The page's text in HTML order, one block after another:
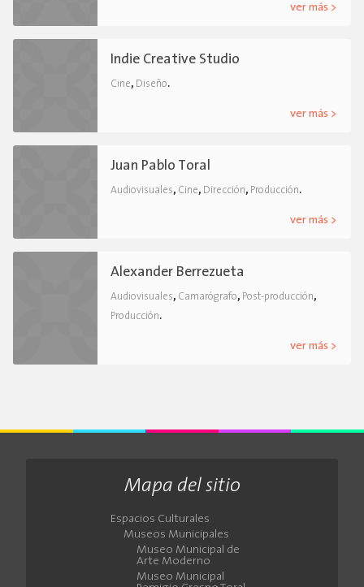
ver más >
Indie Creative Studio
Cine, Diseño.
ver más >
Juan Pablo Toral
Audiovisuales, Cine, Dirección, Producción.
ver más >
Alexander Berrezueta
Audiovisuales, Camarógrafo, Post-producción,
Producción.
ver más >
Mapa del sitio
Espacios Culturales
Museos Municipales
Museo Municipal de
Arte Moderno
Museo Municipal